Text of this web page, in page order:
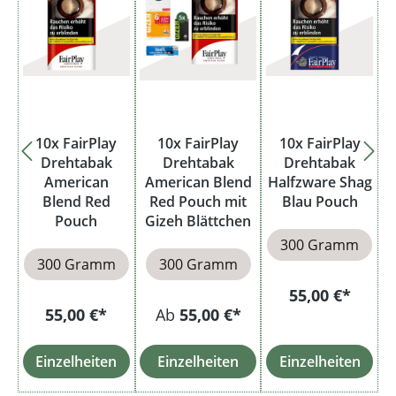
10x FairPlay
Drehtabak
American
Blend Red
Pouch
300 Gramm
55,00 €*
Einzelheiten
10x FairPlay
Drehtabak
American Blend
Red Pouch mit
Gizeh Blättchen
300 Gramm
Ab 55,00 €*
Einzelheiten
10x FairPlay
Drehtabak
Halfzware Shag
Blau Pouch
300 Gramm
55,00 €*
Einzelheiten